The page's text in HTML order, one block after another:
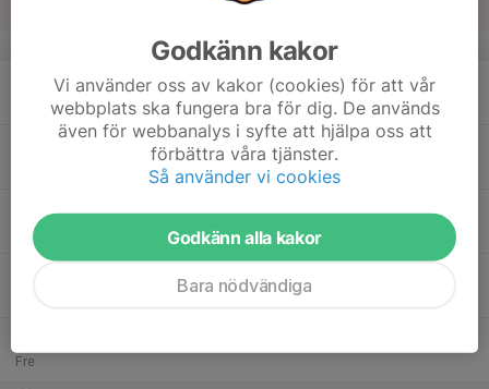
v.51
Ons
Fre
Godkänn kakor
Vi använder oss av kakor (cookies) för att vår
webbplats ska fungera bra för dig. De används
även för webbanalys i syfte att hjälpa oss att
förbättra våra tjänster.
Så använder vi cookies
Godkänn alla kakor
Bara nödvändiga